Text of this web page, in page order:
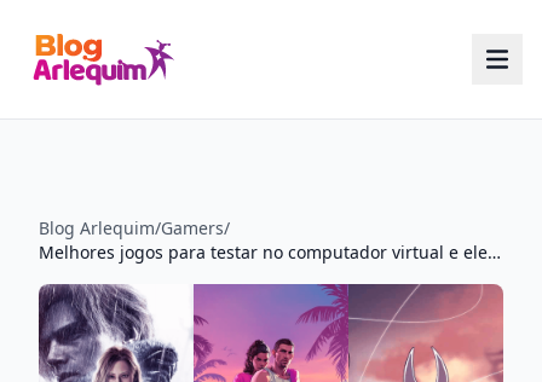
Blog Arlequim/Gamers/
Melhores jogos para testar no computador virtual e elevar seu setup ao nível ultra